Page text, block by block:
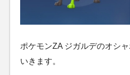
ポケモンZA ジガルデのオシ
いきます。